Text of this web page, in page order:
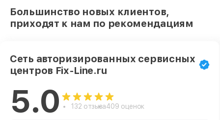
Большинство новых клиентов,
приходят к нам по рекомендациям
Сеть авторизированных сервисных
центров Fix-Line.ru
5.0 132 отзыва409 оценок